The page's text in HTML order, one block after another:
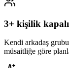
3+ kişilik
Kendi arkadaş
müsaitliğe göre